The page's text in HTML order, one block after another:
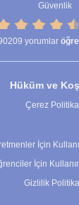
Güvenlik
yorumlar
Hüküm ve
Çerez
İçin
İçin
Gizlilik